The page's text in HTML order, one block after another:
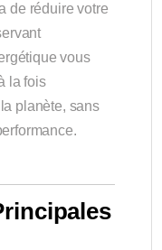
de réduire votre
vous
la fois
planète, sans